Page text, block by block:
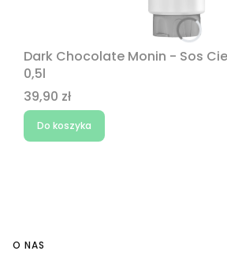
Dark Chocolate Monin - Sos
0,5l
Cena
39,90 zł
Do koszyka
Linki w stopce
O NAS